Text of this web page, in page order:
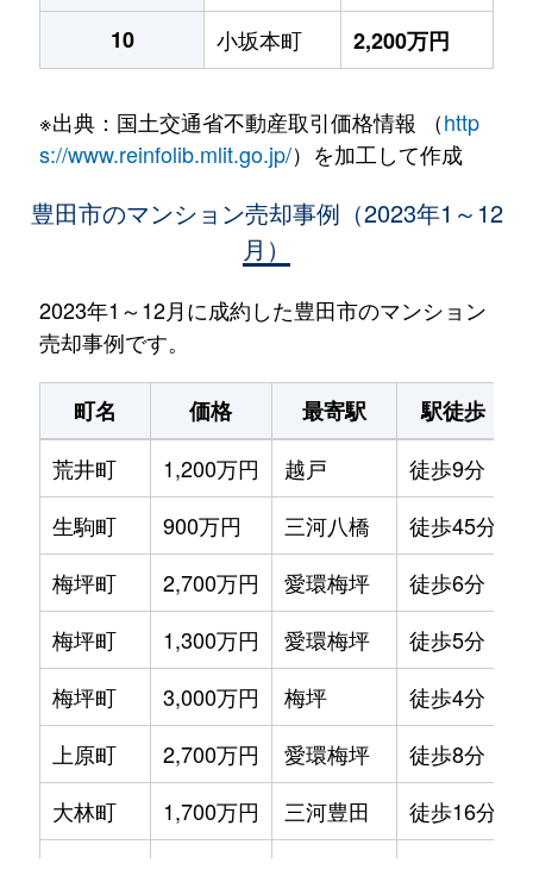
10
小坂本町 2,200万円
※出典：国土交通省不動産取引価格情報 （http
s://www.reinfolib.mlit.go.jp/）を加工して作成
豊田市のマンション売却事例（2023年1～12
月）
2023年1～12月に成約した豊田市のマンション
売却事例です。
町名 価格 最寄駅 駅徒歩
荒井町
1,200万円 越戸 徒歩9分
生駒町
900万円 三河八橋 徒歩45分
梅坪町
2,700万円 愛環梅坪 徒歩6分
梅坪町
1,300万円 愛環梅坪 徒歩5分
梅坪町
3,000万円 梅坪 徒歩4分
上原町
2,700万円 愛環梅坪 徒歩8分
大林町
1,700万円 三河豊田 徒歩16分